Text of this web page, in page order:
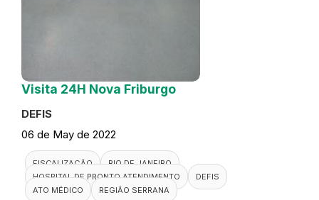
Visita 24H Nova Friburgo
DEFIS
06 de May de 2022
FISCALIZAÇÃO
RIO DE JANEIRO
HOSPITAL DE PRONTO ATENDIMENTO
DEFIS
ATO MÉDICO
REGIÃO SERRANA